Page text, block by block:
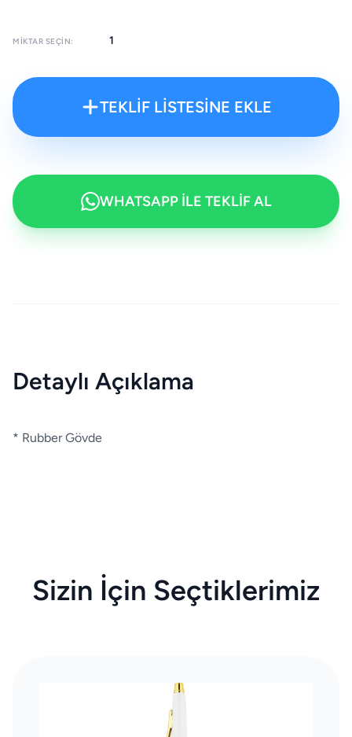
MIKTAR SEÇIN:
TEKLİF LİSTESİNE EKLE
WHATSAPP İLE TEKLİF AL
Detaylı Açıklama
* Rubber Gövde
Sizin İçin Seçtiklerimiz